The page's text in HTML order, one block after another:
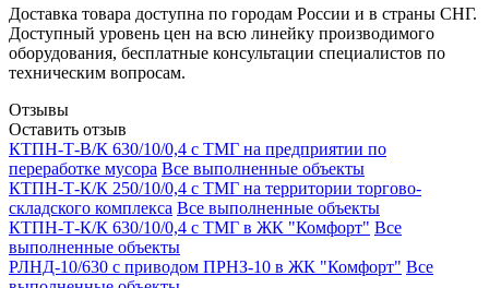
Доставка товара доступна по городам России и в страны СНГ.
Доступный уровень цен на всю линейку производимого
оборудования, бесплатные консультации специалистов по
техническим вопросам.
Отзывы
Оставить отзыв
КТПН-Т-В/К 630/10/0,4 с ТМГ на предприятии по
переработке мусора Все выполненные объекты
КТПН-Т-К/К 250/10/0,4 с ТМГ на территории торгово-
складского комплекса Все выполненные объекты
КТПН-Т-К/К 630/10/0,4 с ТМГ в ЖК "Комфорт" Все
выполненные объекты
РЛНД-10/630 с приводом ПРНЗ-10 в ЖК "Комфорт" Все